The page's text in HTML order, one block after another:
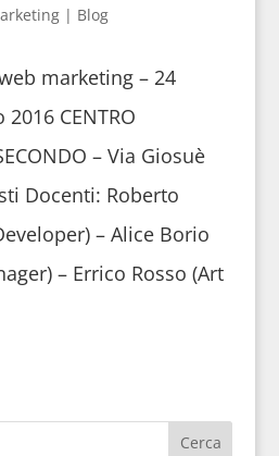
| Blog
marketing – 24
CENTRO
– Via Giosuè
Docenti: Roberto
– Alice Borio
– Errico Rosso (Art